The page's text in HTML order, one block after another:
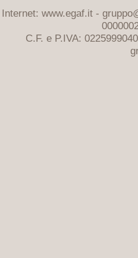
Internet: www.egaf.it -
C.F. e P.IVA: